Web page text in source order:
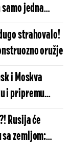
jedna
strahovalo!
oružje
i Moskva
i pripremu
Rusija će
zemljom: